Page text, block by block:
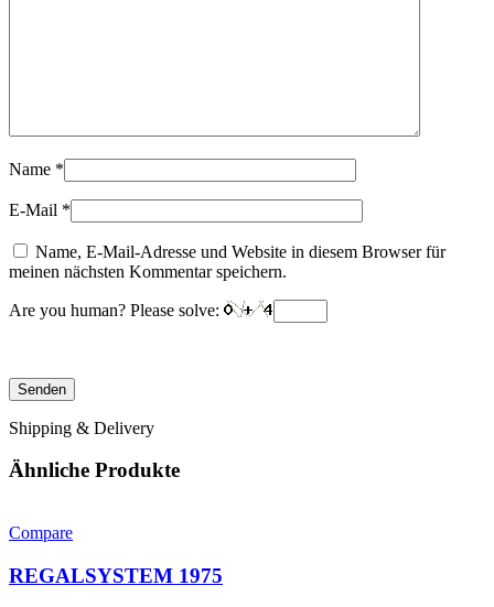
Name *
E-Mail *
Name, E-Mail-Adresse und Website in diesem Browser für
meinen nächsten Kommentar speichern.
Are you human? Please solve:
Shipping & Delivery
Ähnliche Produkte
Compare
REGALSYSTEM 1975